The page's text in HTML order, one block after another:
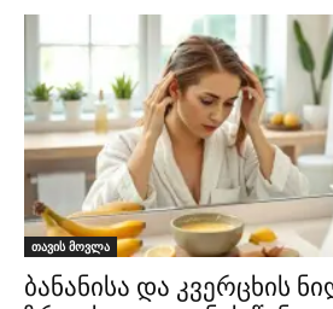
თავის მოვლა
ბანანისა და კვერცხის